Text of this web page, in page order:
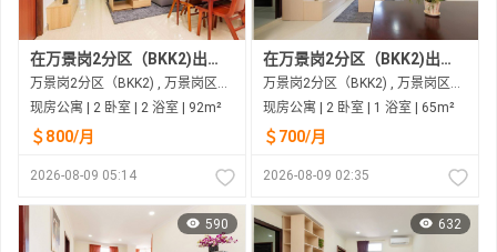
在万景岗2分区（BKK2)出租的现房公寓
万景岗2分区（BKK2) , 万景岗区（BKK) , 金边市
现房公寓 | 2 卧室 | 2 浴室 | 92m²
＄800/月
2026-08-09 05:14
在万景岗2分区（BKK2)出租的现房公寓
万景岗2分区（BKK2) , 万景岗区（BKK) , 金边市
现房公寓 | 2 卧室 | 1 浴室 | 65m²
＄700/月
2026-08-09 02:35
590 632